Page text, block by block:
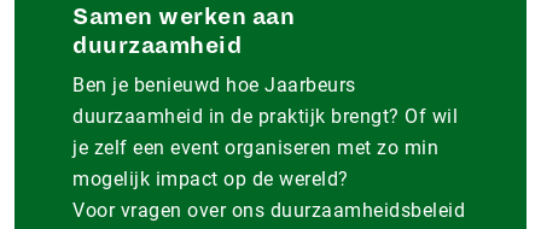
Samen werken aan
duurzaamheid
Ben je benieuwd hoe Jaarbeurs
duurzaamheid in de praktijk brengt? Of wil
je zelf een event organiseren met zo min
mogelijk impact op de wereld?
Voor vragen over ons duurzaamheidsbeleid